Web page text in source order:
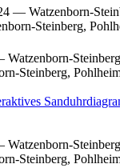
— Watzenborn-
Steinberg,
Watzenborn-
Steinberg,
Watzenborn-
Steinberg,